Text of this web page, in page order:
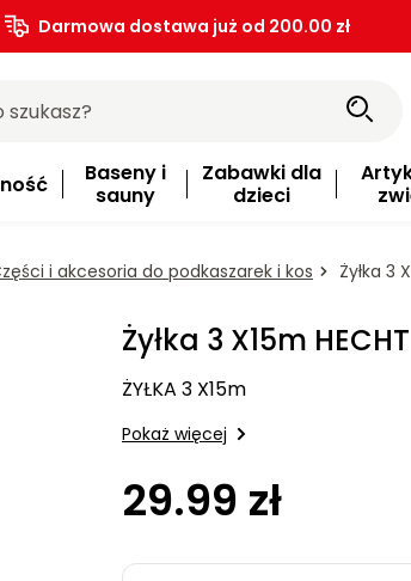
Darmowa dostawa już od 200.00 zł
Baseny i
sauny
Zabawki dla
dzieci
i akcesoria do podkaszarek i kos Żyłka 3
Żyłka 3 X15m
ŻYŁKA 3 X15m
Pokaż więcej
29.99 zł